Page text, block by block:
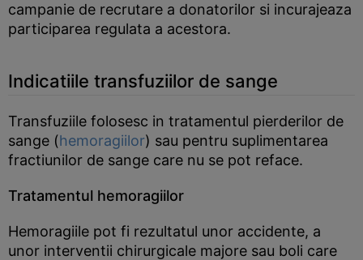
campanie de recrutare a donatorilor si incurajeaza
participarea regulata a acestora.
Indicatiile transfuziilor de sange
Transfuziile folosesc in tratamentul pierderilor de
sange (hemoragiilor) sau pentru suplimentarea
fractiunilor de sange care nu se pot reface.
Tratamentul hemoragiilor
Hemoragiile pot fi rezultatul unor accidente, a
unor interventii chirurgicale majore sau boli care